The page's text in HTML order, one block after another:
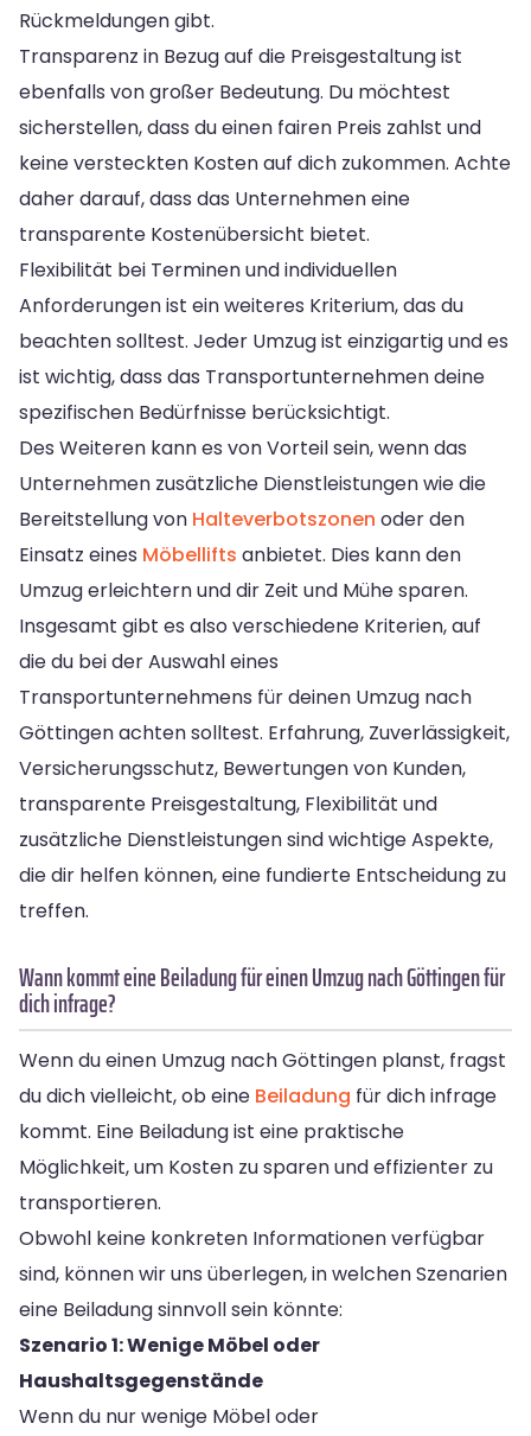
Rückmeldungen gibt.
Transparenz in Bezug auf die Preisgestaltung ist
ebenfalls von großer Bedeutung. Du möchtest
sicherstellen, dass du einen fairen Preis zahlst und
keine versteckten Kosten auf dich zukommen. Achte
daher darauf, dass das Unternehmen eine
transparente Kostenübersicht bietet.
Flexibilität bei Terminen und individuellen
Anforderungen ist ein weiteres Kriterium, das du
beachten solltest. Jeder Umzug ist einzigartig und es
ist wichtig, dass das Transportunternehmen deine
spezifischen Bedürfnisse berücksichtigt.
Des Weiteren kann es von Vorteil sein, wenn das
Unternehmen zusätzliche Dienstleistungen wie die
Bereitstellung von Halteverbotszonen oder den
Einsatz eines Möbellifts anbietet. Dies kann den
Umzug erleichtern und dir Zeit und Mühe sparen.
Insgesamt gibt es also verschiedene Kriterien, auf
die du bei der Auswahl eines
Transportunternehmens für deinen Umzug nach
Göttingen achten solltest. Erfahrung, Zuverlässigkeit,
Versicherungsschutz, Bewertungen von Kunden,
transparente Preisgestaltung, Flexibilität und
zusätzliche Dienstleistungen sind wichtige Aspekte,
die dir helfen können, eine fundierte Entscheidung zu
treffen.
Wann kommt eine Beiladung für einen Umzug nach Göttingen für
dich infrage?
Wenn du einen Umzug nach Göttingen planst, fragst
du dich vielleicht, ob eine Beiladung für dich infrage
kommt. Eine Beiladung ist eine praktische
Möglichkeit, um Kosten zu sparen und effizienter zu
transportieren.
Obwohl keine konkreten Informationen verfügbar
sind, können wir uns überlegen, in welchen Szenarien
eine Beiladung sinnvoll sein könnte:
Szenario 1: Wenige Möbel oder
Haushaltsgegenstände
Wenn du nur wenige Möbel oder